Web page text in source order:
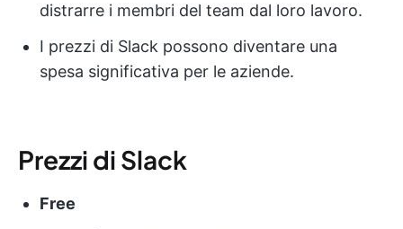
distrarre i membri del team dal loro lavoro.
I prezzi di Slack possono diventare una
spesa significativa per le aziende.
Prezzi di Slack
Free